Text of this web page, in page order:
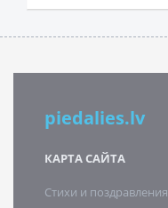
piedalies.lv
КАРТА САЙТА
Стихи и поздравления